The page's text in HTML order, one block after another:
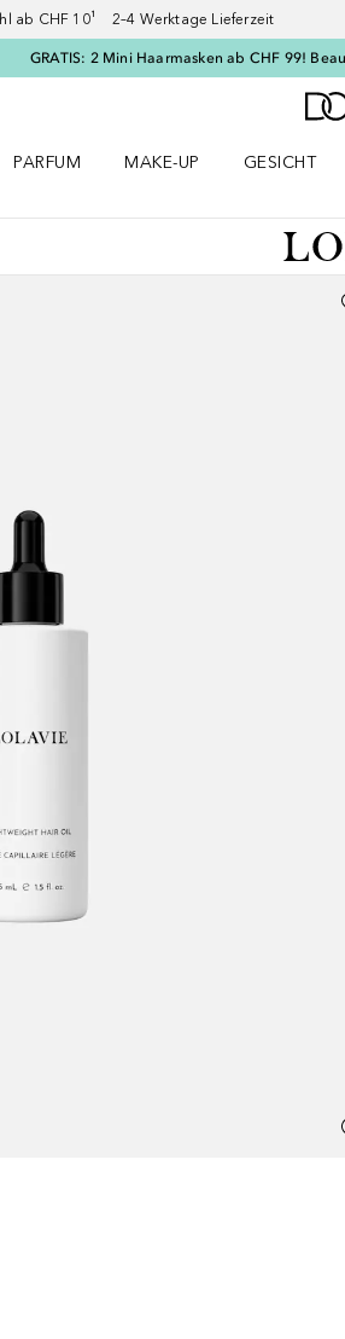
ab CHF 10¹ 2–4 Werktage Lieferzeit
GRATIS: 2 Mini Haarmasken ab CHF 99!
PARFUM
MAKE-UP
GESICHT